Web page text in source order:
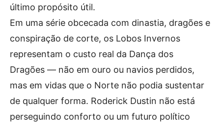
último propósito útil.
Em uma série obcecada com dinastia, dragões e
conspiração de corte, os Lobos Invernos
representam o custo real da Dança dos
Dragões — não em ouro ou navios perdidos,
mas em vidas que o Norte não podia sustentar
de qualquer forma. Roderick Dustin não está
perseguindo conforto ou um futuro político